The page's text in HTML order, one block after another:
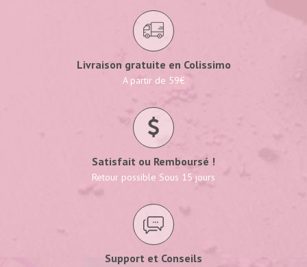
Livraison gratuite en Colissimo
A partir de 59€
Satisfait ou Remboursé !
Retour possible Sous 15 jours
Support et Conseils